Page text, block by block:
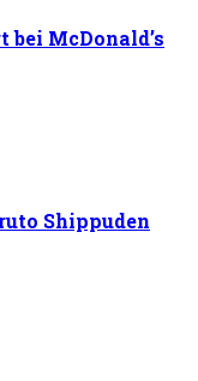
McDonald’s
Shippuden